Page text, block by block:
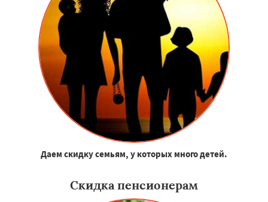
Даем скидку семьям, у которых много детей.
Скидка пенсионерам